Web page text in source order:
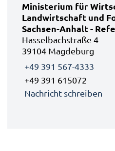
Ministerium für
Landwirtschaft und
Sachsen-Anhalt -
Hasselbachstraße 4
39104 Magdeburg
+49 391 567-4333
+49 391 615072
Nachricht schreiben